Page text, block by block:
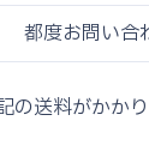
都度お問い合
送料がかかり